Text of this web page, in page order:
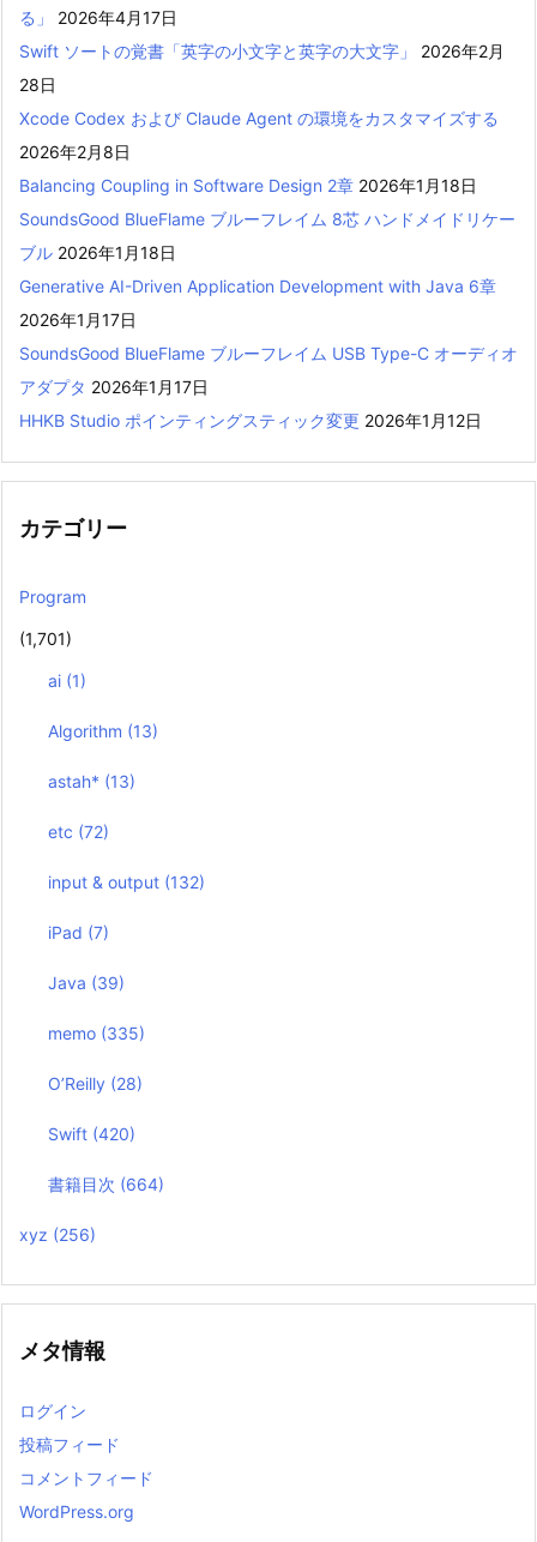
る」
2026年4月17日
Swift ソートの覚書「英字の小文字と英字の大文字」
2026年2月
28日
Xcode Codex および Claude Agent の環境をカスタマイズする
2026年2月8日
Balancing Coupling in Software Design 2章 2026年1月18日
SoundsGood BlueFlame ブルーフレイム 8芯 ハンドメイドリケー
ブル 2026年1月18日
Generative AI-Driven Application Development with Java 6章
2026年1月17日
SoundsGood BlueFlame ブルーフレイム USB Type-C オーディオ
アダプタ 2026年1月17日
HHKB Studio ポインティングスティック変更 2026年1月12日
カテゴリー
Program
(1,701)
ai (1)
Algorithm (13)
astah* (13)
etc (72)
input & output (132)
iPad (7)
Java (39)
memo (335)
O’Reilly (28)
Swift (420)
書籍目次 (664)
xyz (256)
メタ情報
ログイン
投稿フィード
コメントフィード
WordPress.org